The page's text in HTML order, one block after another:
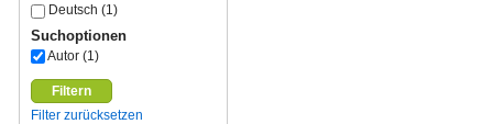
Deutsch (1)
Suchoptionen
Autor (1)
Filtern
Filter zurücksetzen